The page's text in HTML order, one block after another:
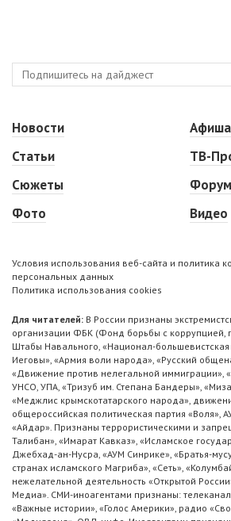
Новости
Статьи
Сюжеты
Фото
Афиша
ТВ-
Форум
Видео
Условия использования веб-сайта и политика
персональных данных
Политика использования cookies
Для читателей: В России признаны
организации ФБК (Фонд борьбы с коррупцией,
Штабы Навального, «Национал-большевистская
Иеговы», «Армия воли народа», «Русский
«Движение против нелегальной иммиграции»,
УНСО, УПА, «Тризуб им. Степана Бандеры»,
«Меджлис крымскотатарского народа»,
общероссийская политическая партия «Воля»,
«Айдар». Признаны террористическими и
Талибан», «Имарат Кавказ», «Исламское
Джебхад-ан-Нусра, «АУМ Синрике», «Братья-
странах исламского Магриба», «Сеть»,
нежелательной деятельность «Открытой
Медиа». СМИ-иноагентами признаны:
«Важные истории», «Голос Америки», радио